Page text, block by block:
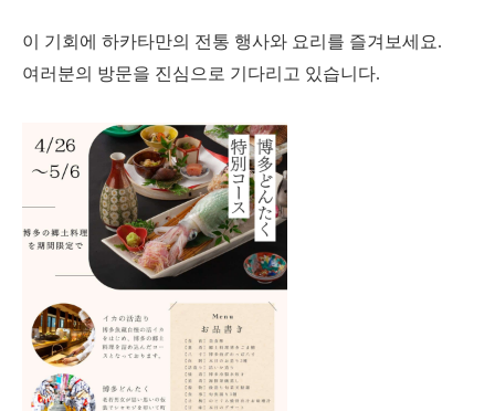
이 기회에 하카타만의 전통 행사와 요리를 즐겨보세요.
여러분의 방문을 진심으로 기다리고 있습니다.